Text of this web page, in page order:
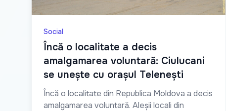
Social
Încă o localitate a decis
amalgamarea voluntară: Ciulucani
se unește cu orașul Telenești
Încă o localitate din Republica Moldova a decis
amalgamarea voluntară. Aleșii locali din